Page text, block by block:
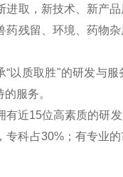
取，新技术、新产
残留、环境、药物
以质取胜"的研发与
服务。
近15位高素质的研
科占30%；有专业